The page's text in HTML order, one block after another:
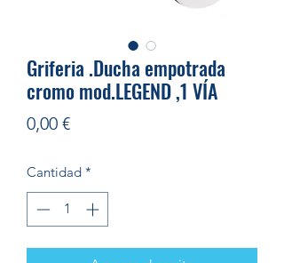
Griferia .Ducha empotrada
cromo mod.LEGEND ,1 VÍA
0,00 €Precio
Cantidad *